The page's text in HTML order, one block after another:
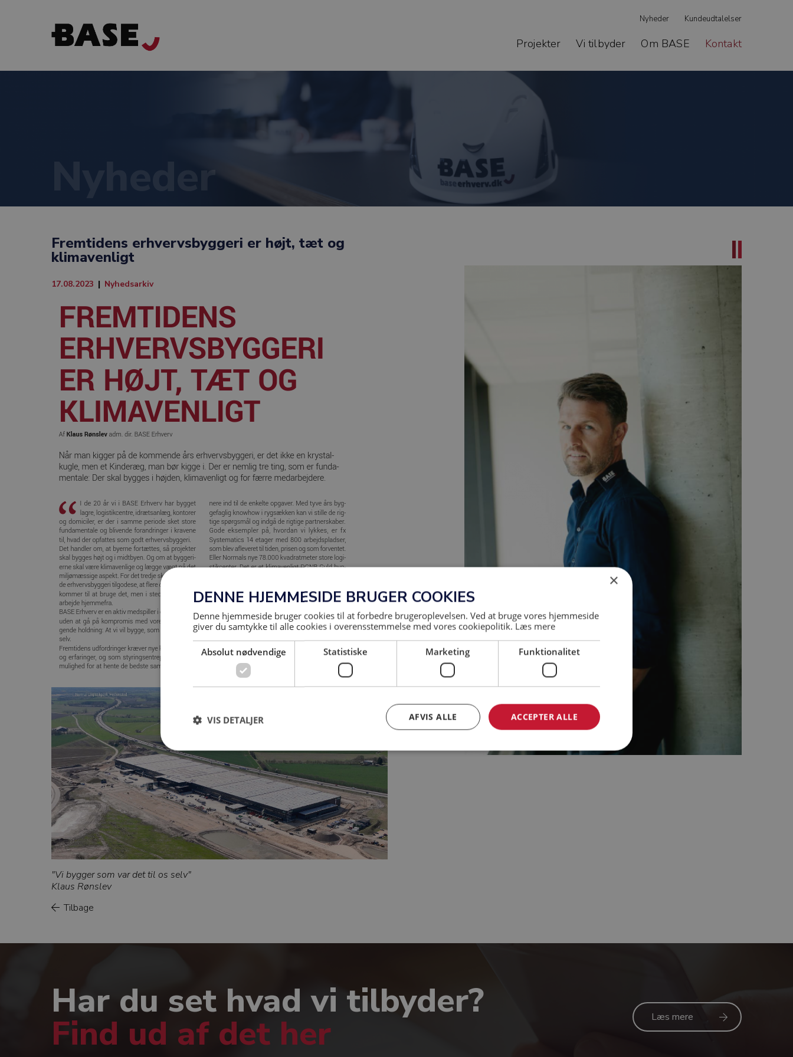
Nyheder Kundeudtalelser
Projekter Vi tilbyder Om BASE Kontakt
Nyheder
Fremtidens erhvervsbyggeri er højt, tæt og
klimavenligt
17.08.2023 | Nyhedsarkiv
"Vi bygger som var det til os selv"
Klaus Rønslev
Tilbage
Har du set hvad vi tilbyder?
Find ud af det her Læs mere
×
DENNE HJEMMESIDE BRUGER COOKIES
Denne hjemmeside bruger cookies til at forbedre brugeroplevelsen. Ved at bruge vores hjemmeside
giver du samtykke til alle cookies i overensstemmelse med vores cookiepolitik. Læs mere
Absolut nødvendige Statistiske Marketing Funktionalitet
ACCEPTER ALLE
AFVIS ALLE
VIS DETALJER